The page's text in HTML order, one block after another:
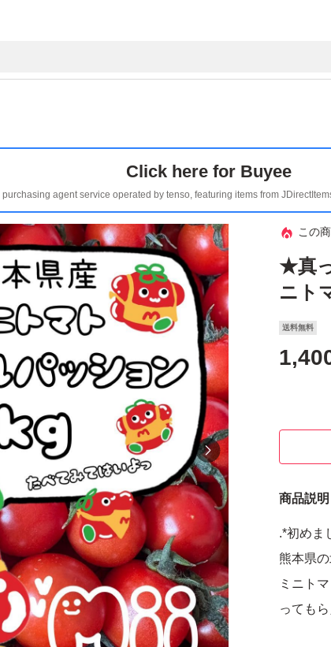
Click here for Buyee
purchasing agent service operated by tenso, featuring items from
この
★真
ニト
送料無料
商品説明
.*初めま
熊本県
ミニト
っても